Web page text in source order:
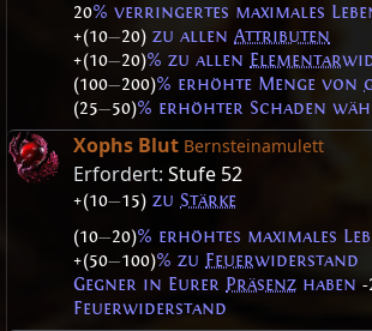
20% verringertes maximales
+(10—20) zu allen Attributen
+(10—20)% zu allen Elementar
(100—200)% erhöhte Menge von
(25—50)% erhöhter Schaden
Xophs Blut Bernsteinamulett
Erfordert: Stufe 52
+(10—15) zu Stärke
(10—20)% erhöhtes maximales
+(50—100)% zu Feuerwiderstand
Gegner in Eurer Präsenz haben -
Feuerwiderstand